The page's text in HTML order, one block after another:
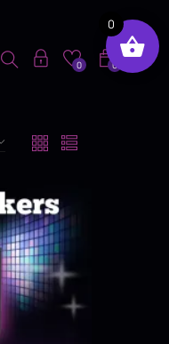
0
0
0